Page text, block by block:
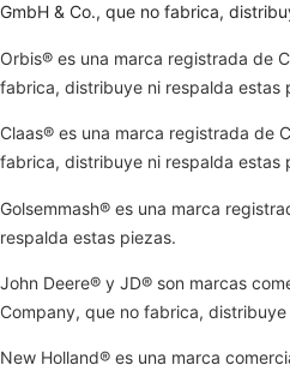
GmbH & Co., que no fabrica,
Orbis® es una marca registrada de
fabrica, distribuye ni respalda estas
Claas® es una marca registrada de
fabrica, distribuye ni respalda estas
Golsemmash® es una marca
respalda estas piezas.
John Deere® y JD® son marcas
Company, que no fabrica,
New Holland® es una marca